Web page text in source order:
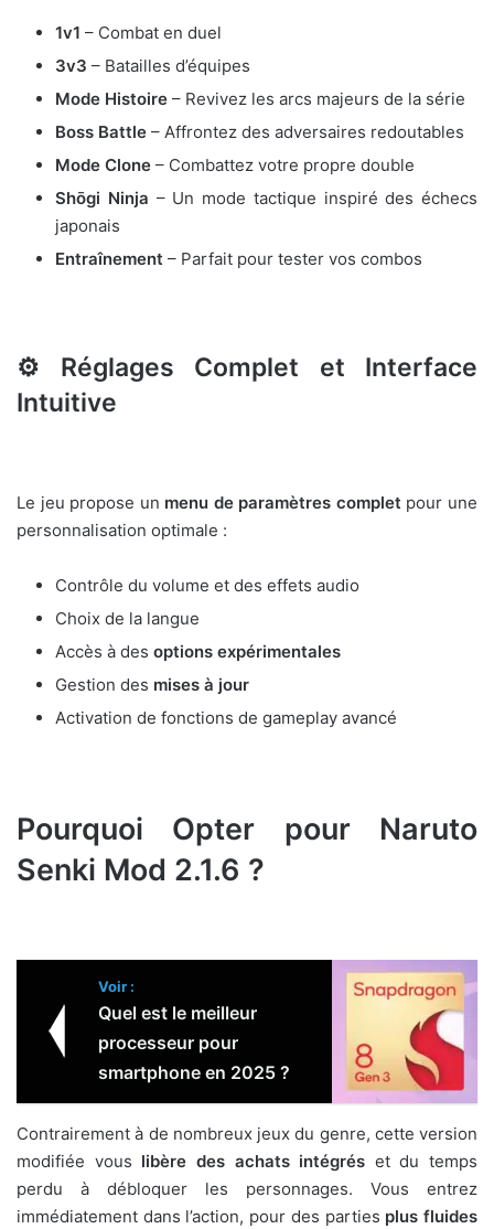
1v1 – Combat en duel
3v3 – Batailles d’équipes
Mode Histoire – Revivez les arcs majeurs de la série
Boss Battle – Affrontez des adversaires redoutables
Mode Clone – Combattez votre propre double
Shōgi Ninja – Un mode tactique inspiré des échecs
japonais
Entraînement – Parfait pour tester vos combos
⚙️ Réglages Complet et Interface
Intuitive
Le jeu propose un menu de paramètres complet pour une
personnalisation optimale :
Contrôle du volume et des effets audio
Choix de la langue
Accès à des options expérimentales
Gestion des mises à jour
Activation de fonctions de gameplay avancé
Pourquoi Opter pour Naruto
Senki Mod 2.1.6 ?
Voir :
Quel est le meilleur
processeur pour
smartphone en 2025 ?
Contrairement à de nombreux jeux du genre, cette version
modifiée vous libère des achats intégrés et du temps
perdu à débloquer les personnages. Vous entrez
immédiatement dans l’action, pour des parties plus fluides